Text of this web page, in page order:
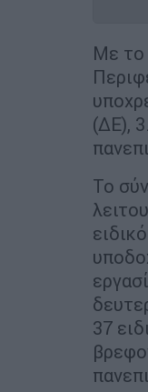
Με το
(ΔΕ),
Το
37